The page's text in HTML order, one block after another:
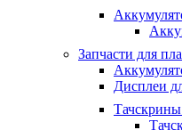
Запчасти для
Дисплеи